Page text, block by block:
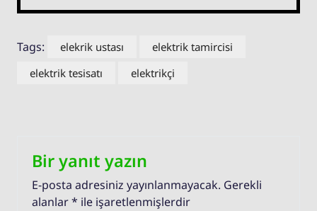
Tags: elekrik ustası
elektrik tamircisi
elektrik tesisatı
elektrikçi
Bir yanıt yazın
E-posta adresiniz yayınlanmayacak. Gerekli
alanlar* ile işaretlenmişlerdir